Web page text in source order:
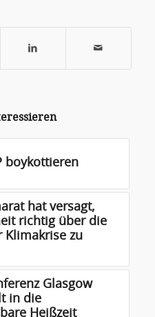
boykottieren
hat versagt,
richtig über die
Klimakrise zu
Glasgow
in die
Heißzeit